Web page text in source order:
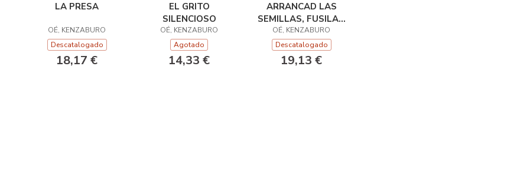
LA PRESA
OÉ, KENZABURO
Descatalogado
18,17 €
EL GRITO
SILENCIOSO
OÉ, KENZABURO
Agotado
14,33 €
ARRANCAD LAS
SEMILLAS, FUSILAD
A LOS NIÑOS
OÉ, KENZABURO
Descatalogado
19,13 €